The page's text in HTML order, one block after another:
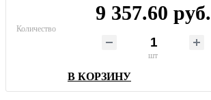
9 357.60 руб.
Количество
шт
В КОРЗИНУ